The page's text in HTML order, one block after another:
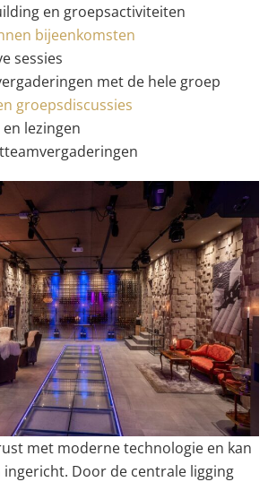
en groepsactiviteiten
bijeenkomsten
sessies
met de hele groep
groepsdiscussies
lezingen
met moderne technologie en kan
Door de centrale ligging